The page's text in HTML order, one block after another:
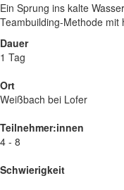
Ein Sprung ins kalte
Teambuilding-Methode mit
Dauer
1 Tag
Ort
Weißbach bei Lofer
Teilnehmer:innen
4 - 8
Schwierigkeit